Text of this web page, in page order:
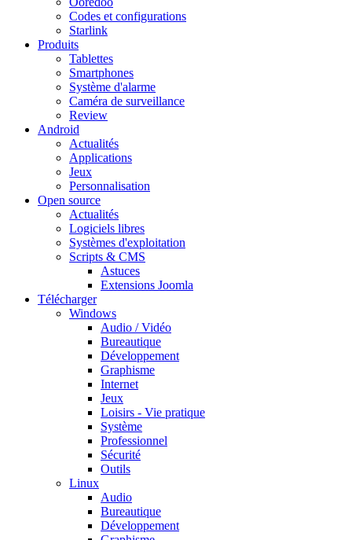
Codes et configurations
Starlink
Produits
Tablettes
Smartphones
Système d'alarme
Caméra de surveillance
Review
Android
Actualités
Applications
Jeux
Personnalisation
Open source
Actualités
Logiciels libres
Systèmes d'exploitation
Scripts & CMS
Astuces
Extensions Joomla
Télécharger
Windows
Audio / Vidéo
Bureautique
Développement
Graphisme
Internet
Jeux
Loisirs - Vie pratique
Système
Professionnel
Sécurité
Outils
Linux
Audio
Bureautique
Développement